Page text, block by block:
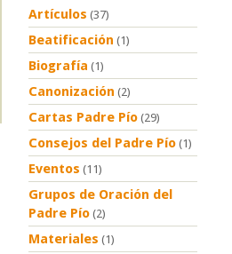
Artículos (37)
Beatificación (1)
Biografía (1)
Canonización (2)
Cartas Padre Pío (29)
Consejos del Padre Pío (1)
Eventos (11)
Grupos de Oración del
Padre Pío (2)
Materiales (1)